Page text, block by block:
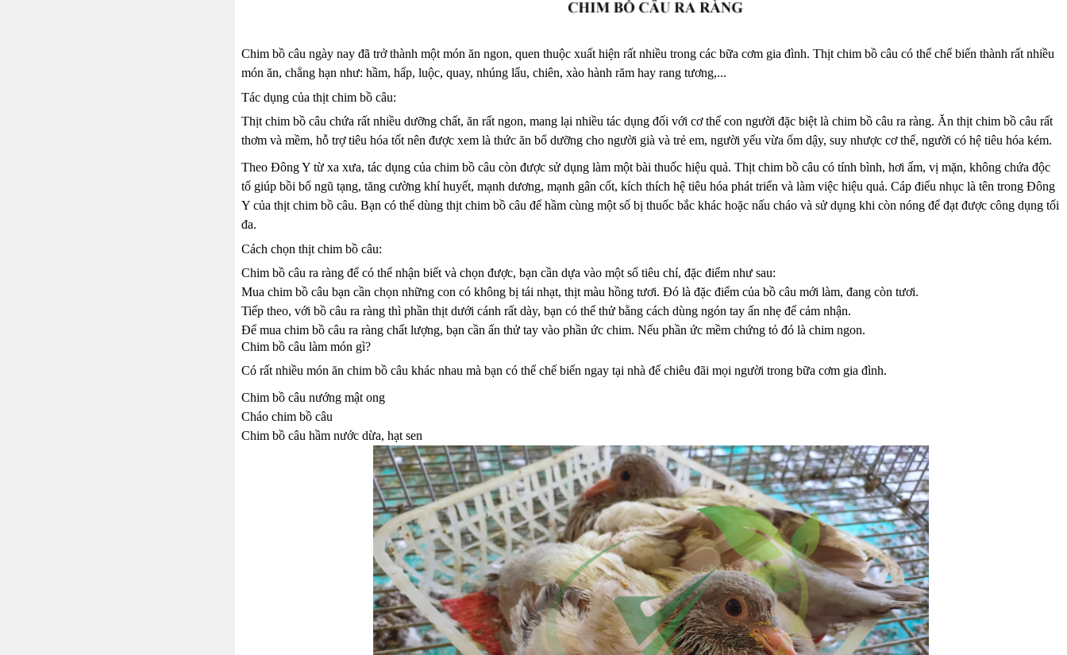
Chim bồ câu ngày nay đã trở thành một món ăn ngon, quen thuộc xuất hiện rất nhiều trong các bữa cơm gia đình. Thịt chim bồ câu có thể chế biến thành rất nhiều
món ăn, chẳng hạn như: hầm, hấp, luộc, quay, nhúng lẩu, chiên, xào hành răm hay rang tương,...
Tác dụng của thịt chim bồ câu:
Thịt chim bồ câu chứa rất nhiều dưỡng chất, ăn rất ngon, mang lại nhiều tác dụng đối với cơ thể con người đặc biệt là chim bồ câu ra ràng. Ăn thịt chim bồ câu rất
thơm và mềm, hỗ trợ tiêu hóa tốt nên được xem là thức ăn bổ dưỡng cho người già và trẻ em, người yếu vừa ốm dậy, suy nhược cơ thể, người có hệ tiêu hóa kém.
Theo Đông Y từ xa xưa, tác dụng của chim bồ câu còn được sử dụng làm một bài thuốc hiệu quả. Thịt chim bồ câu có tính bình, hơi ấm, vị mặn, không chứa độc
tố giúp bồi bổ ngũ tạng, tăng cường khí huyết, mạnh dương, mạnh gân cốt, kích thích hệ tiêu hóa phát triển và làm việc hiệu quả. Cáp điểu nhục là tên trong Đông
Y của thịt chim bồ câu. Bạn có thể dùng thịt chim bồ câu để hầm cùng một số bị thuốc bắc khác hoặc nấu cháo và sử dụng khi còn nóng để đạt được công dụng tối
đa.
Cách chọn thịt chim bồ câu:
Chim bồ câu ra ràng để có thể nhận biết và chọn được, bạn cần dựa vào một số tiêu chí, đặc điểm như sau:
Mua chim bồ câu bạn cần chọn những con có không bị tái nhạt, thịt màu hồng tươi. Đó là đặc điểm của bồ câu mới làm, đang còn tươi.
Tiếp theo, với bồ câu ra ràng thì phần thịt dưới cánh rất dày, bạn có thể thử bằng cách dùng ngón tay ấn nhẹ để cảm nhận.
Để mua chim bồ câu ra ràng chất lượng, bạn cần ấn thử tay vào phần ức chim. Nếu phần ức mềm chứng tỏ đó là chim ngon.
Chim bồ câu làm món gì?
Có rất nhiều món ăn chim bồ câu khác nhau mà bạn có thể chế biến ngay tại nhà để chiêu đãi mọi người trong bữa cơm gia đình.
Chim bồ câu nướng mật ong
Cháo chim bồ câu
Chim bồ câu hầm nước dừa, hạt sen